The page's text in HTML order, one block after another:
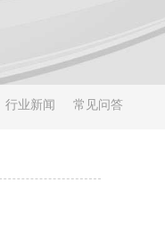
行业新闻 常见问答